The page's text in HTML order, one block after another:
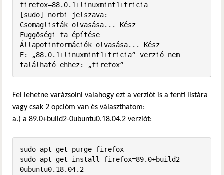
firefox=88.0.1+linuxmint1+tricia
[sudo] norbi jelszava:
Csomaglisták olvasása... Kész
Függőségi fa építése
Állapotinformációk olvasása... Kész
E: „88.0.1+linuxmint1+tricia” verzió nem
található ehhez: „firefox”
Fel lehetne varázsolni valahogy ezt a verziót is a fenti listára
vagy csak 2 opcióm van és választhatom:
a.) a 89.0+build2-0ubuntu0.18.04.2 verziót:
sudo apt-get purge firefox
sudo apt-get install firefox=89.0+build2-
0ubuntu0.18.04.2